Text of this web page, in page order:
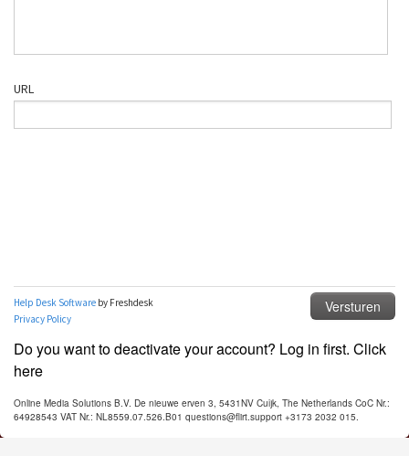
Do you want to deactivate your account? Log in first. Click
here
Online Media Solutions B.V. De nieuwe erven 3, 5431NV Cuijk, The Netherlands CoC Nr.:
64928543 VAT Nr.: NL8559.07.526.B01 questions@flirt.support +3173 2032 015.